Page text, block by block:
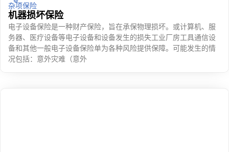
杂项保险
机器损坏保险
电子设备保险是一种财产保险，旨在承保物理损坏。或计算机、服
务器、医疗设备等电子设备和设备发生的损失工业厂房工具通信设
备和其他一般电子设备保险单为各种风险提供保障。可能发生的情
况包括：意外灾难（意外